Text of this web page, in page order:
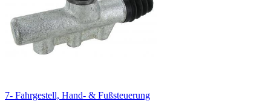
7- Fahrgestell, Hand- & Fußsteuerung